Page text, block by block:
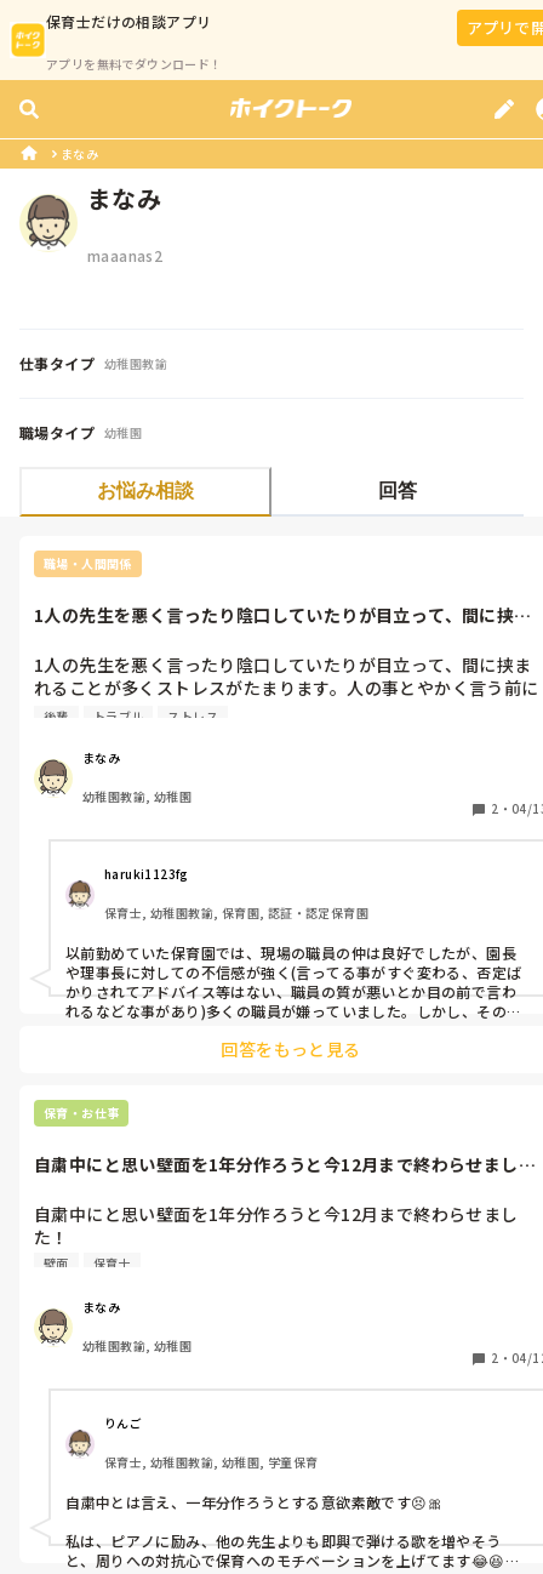
保育士だけの相談アプリ
アプリを無料でダウンロード！
アプリで
まなみ
まなみ
maaanas2
仕事タイプ 幼稚園教諭
職場タイプ 幼稚園
お悩み相談 回答
職場・人間関係
1人の先生を悪く言ったり陰口していたりが目立って、間に挟ま
1人の先生を悪く言ったり陰口していたりが目立って、間に挟ま
れることが多くストレスがたまります。人の事とやかく言う前に
自分の仕事終わらせてよ！って思ってしまうのですが、みなさん
後輩 トラブル ストレス
まなみ
幼稚園教諭, 幼稚園
2 ・ 04/
haruki1123fg
保育士, 幼稚園教諭, 保育園, 認証・認定保育園
以前勤めていた保育園では、現場の職員の仲は良好でしたが、園長
や理事長に対しての不信感が強く(言ってる事がすぐ変わる、否定ば
かりされてアドバイス等はない、職員の質が悪いとか目の前で言わ
れるなどな事があり)多くの職員が嫌っていました。しかし、その分
のか…なんとも言えません。女性の多い職場ですから、やはり人間関
回答をもっと見る
保育・お仕事
自粛中にと思い壁面を1年分作ろうと今12月まで終わらせまし
自粛中にと思い壁面を1年分作ろうと今12月まで終わらせまし
た！
みなさんは自粛中に取り組んでいることはありますか？
壁面 保育士
まなみ
幼稚園教諭, 幼稚園
2 ・ 04/
りんご
保育士, 幼稚園教諭, 幼稚園, 学童保育
自粛中とは言え、一年分作ろうとする意欲素敵です😣🎀
私は、ピアノに励み、他の先生よりも即興で弾ける歌を増やそう
と、周りへの対抗心で保育へのモチベーションを上げてます😂😆😎